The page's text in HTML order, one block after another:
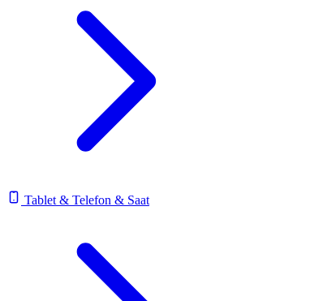
Tablet & Telefon & Saat